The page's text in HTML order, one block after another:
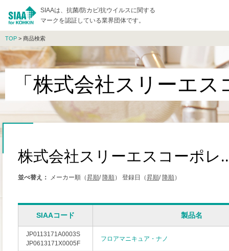
SIAAは、抗菌/防カビ/抗ウイルスに関する
マークを認証している業界団体です。
TOP > 商品検索
「株式会社スリーエ
株式会社スリーエスコーポレ
並べ替え： メーカー順（昇順/ 降順） 登録日（昇順/ 降順）
SIAAコード 製品名
JP0113171A0003S
JP0613171X0005F
フロアマニキュア・ナノ